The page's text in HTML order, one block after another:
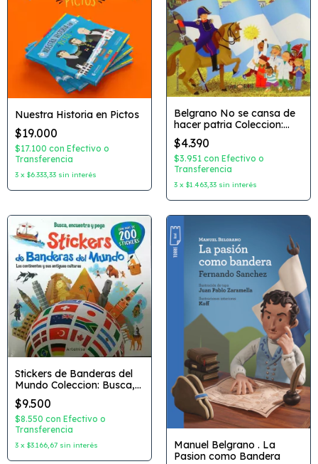
Nuestra Historia en Pictos
$19.000
$17.100 con Efectivo o
Transferencia
3 x $6.333,33 sin interés
Belgrano No se cansa de
hacer patria Coleccion:
Primeros Lectores Autor:
Alberto Moreno Editorial:
Caro Books Editorial
Artemisa
$4.390
$3.951 con Efectivo o
Transferencia
3 x $1.463,33 sin interés
Stickers de Banderas del
Mundo Coleccion: Busca,
Encuentra y Pega Editorial:
Artemisa
$9.500
$8.550 con Efectivo o
Transferencia
3 x $3.166,67 sin interés
Manuel Belgrano . La
Pasion como Bandera